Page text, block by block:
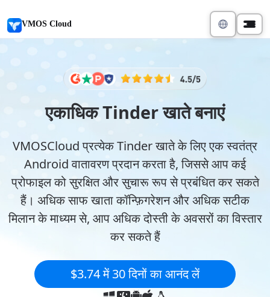
VMOS Cloud
एकाधिक Tinder खाते बनाएं
VMOSCloud प्रत्येक Tinder खाते के लिए एक स्वतंत्र
Android वातावरण प्रदान करता है, जिससे आप कई
प्रोफाइल को सुरक्षित और सुचारू रूप से प्रबंधित कर सकते
हैं। अधिक साफ खाता कॉन्फ़िगरेशन और अधिक सटीक
मिलान के माध्यम से, आप अधिक दोस्ती के अवसरों का विस्तार
कर सकते हैं
$3.74 में 30 दिनों का आनंद लें